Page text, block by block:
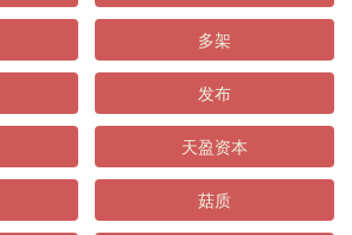
多架
发布
天盈资本
菇质